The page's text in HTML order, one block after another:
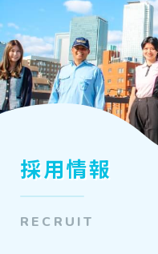
採用情報
RECRUIT